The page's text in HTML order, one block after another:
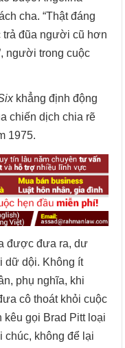
cha. “Thật đáng
trả đũa người cũ hơn
người trong cuộc
khẳng định động
chiến dịch chia rẽ
1975.
được đưa ra, dư
dữ dội. Không ít
phụ nghĩa, khi
cô thoát khỏi cuộc
kêu gọi Brad Pitt loại
chúc, không để lại